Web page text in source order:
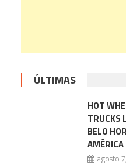
ÚLTIMAS
HOT
TRUCKS
BELO
agosto